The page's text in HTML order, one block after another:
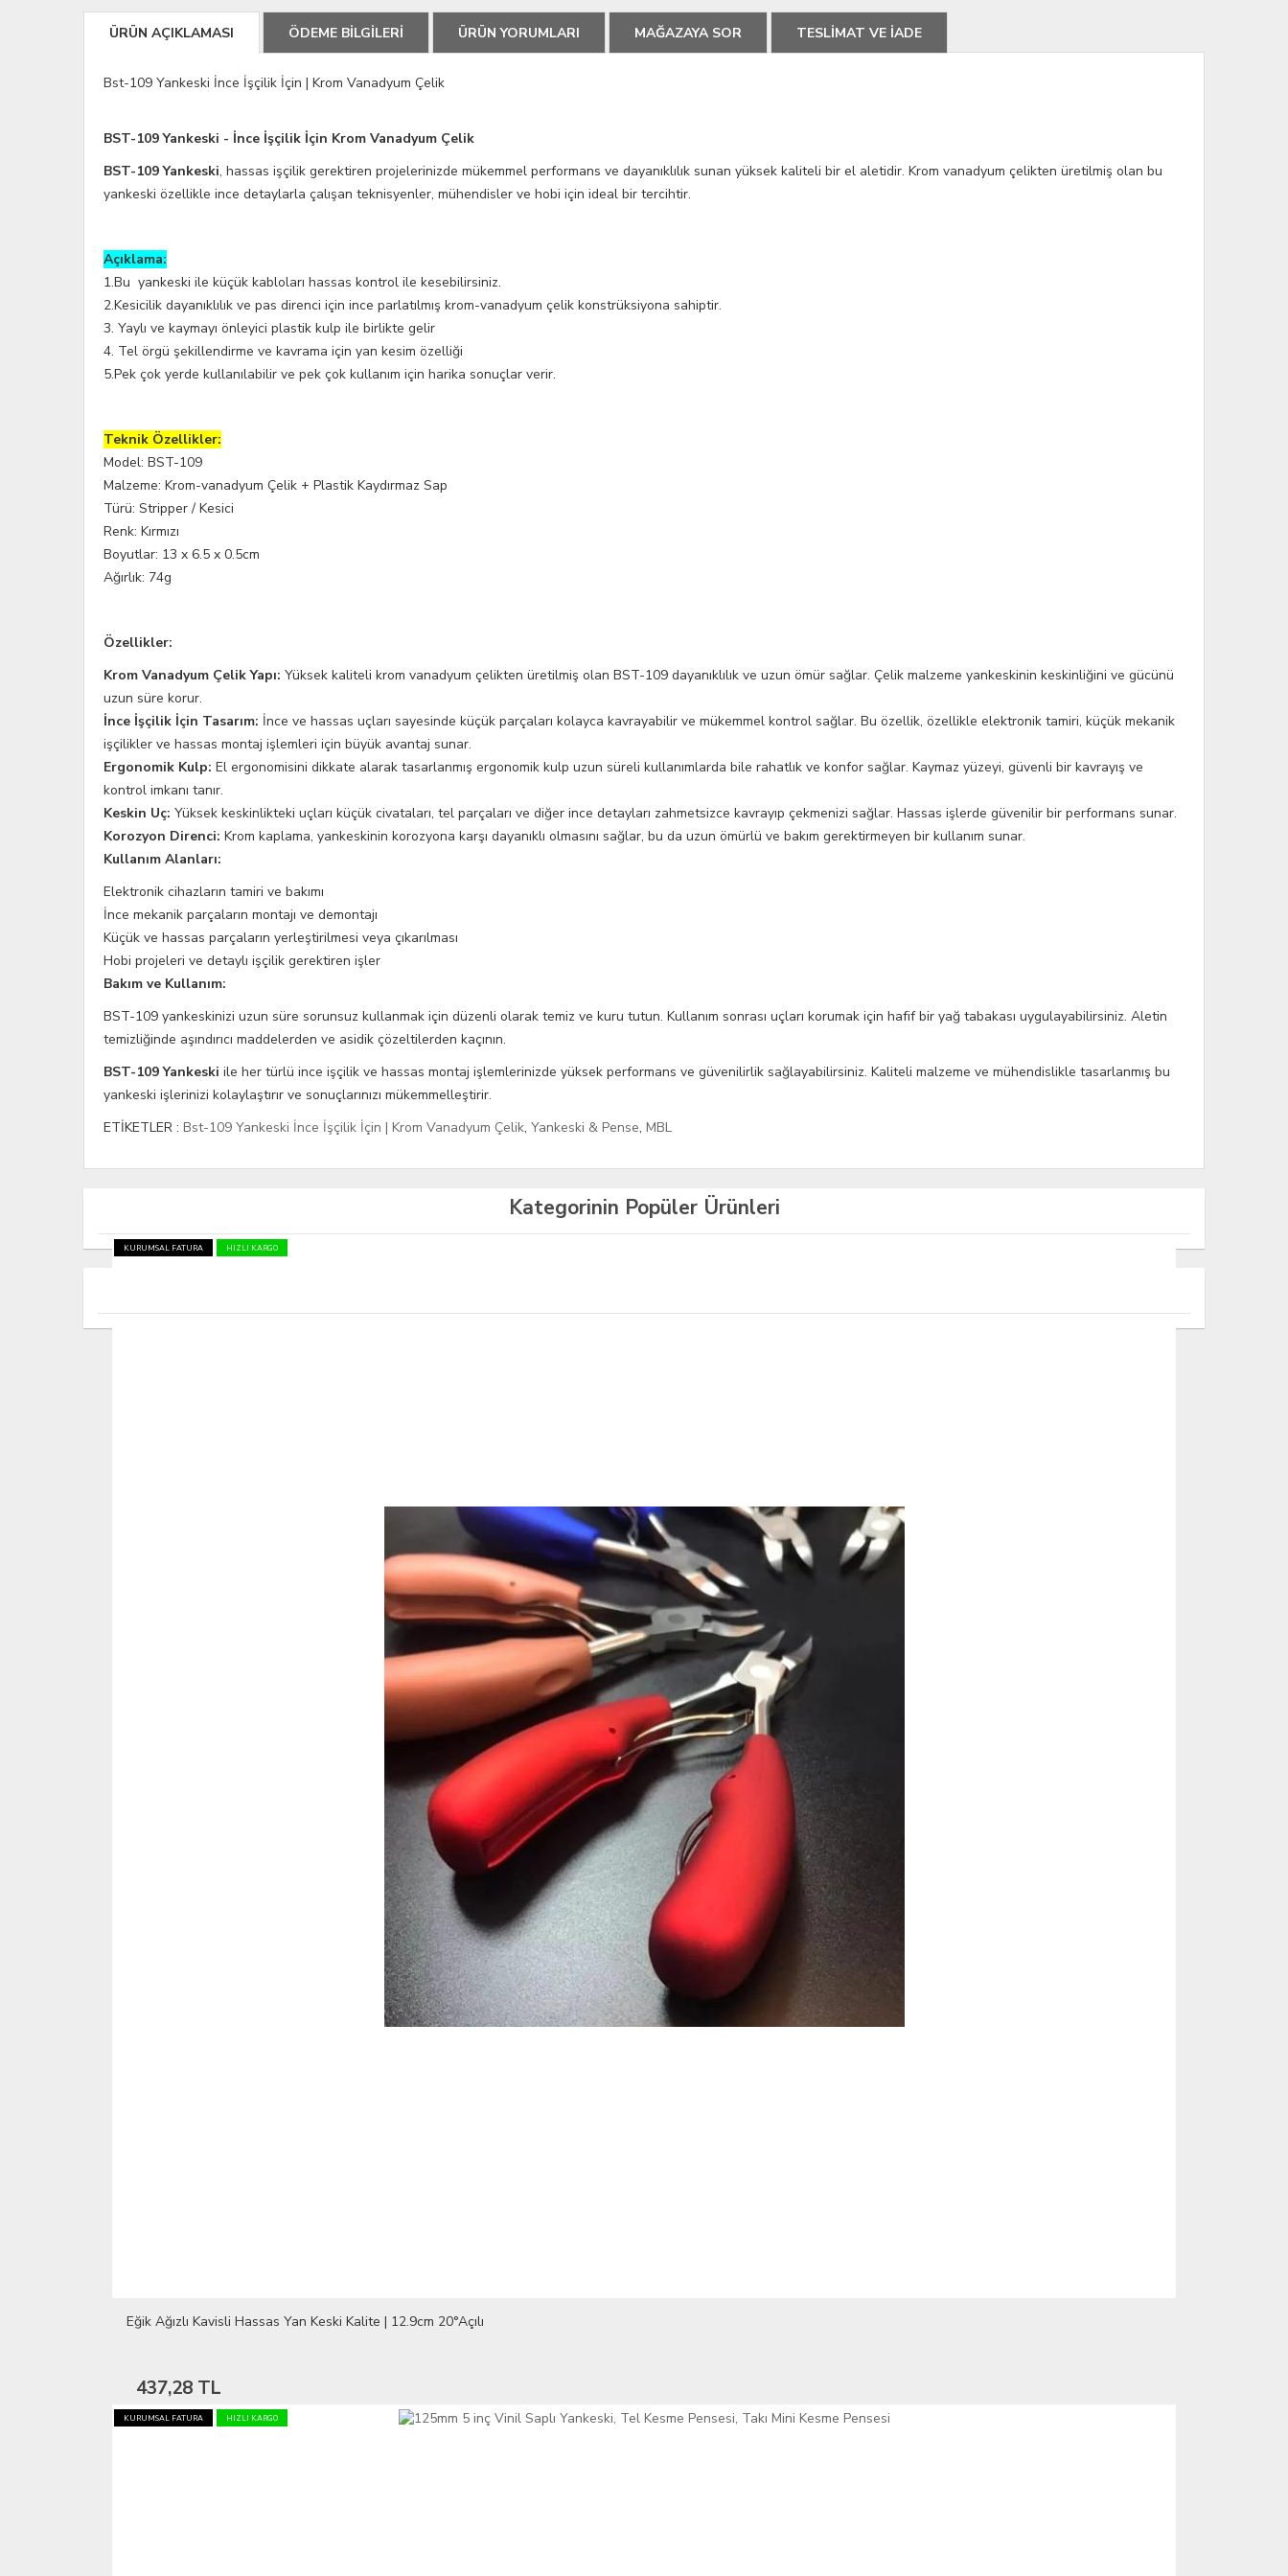
ÜRÜN AÇIKLAMASI ÖDEME BİLGİLERİ ÜRÜN YORUMLARI MAĞAZAYA SOR TESLİMAT VE İADE
Bst-109 Yankeski İnce İşçilik İçin | Krom Vanadyum Çelik
BST-109 Yankeski - İnce İşçilik İçin Krom Vanadyum Çelik
BST-109 Yankeski, hassas işçilik gerektiren projelerinizde mükemmel performans ve dayanıklılık sunan yüksek kaliteli bir el aletidir. Krom vanadyum çelikten üretilmiş olan bu
yankeski özellikle ince detaylarla çalışan teknisyenler, mühendisler ve hobi için ideal bir tercihtir.
Açıklama:
1.Bu yankeski ile küçük kabloları hassas kontrol ile kesebilirsiniz.
2.Kesicilik dayanıklılık ve pas direnci için ince parlatılmış krom-vanadyum çelik konstrüksiyona sahiptir.
3. Yaylı ve kaymayı önleyici plastik kulp ile birlikte gelir
4. Tel örgü şekillendirme ve kavrama için yan kesim özelliği
5.Pek çok yerde kullanılabilir ve pek çok kullanım için harika sonuçlar verir.
Teknik Özellikler:
Model: BST-109
Malzeme: Krom-vanadyum Çelik + Plastik Kaydırmaz Sap
Türü: Stripper / Kesici
Renk: Kırmızı
Boyutlar: 13 x 6.5 x 0.5cm
Ağırlık: 74g
Özellikler:
Krom Vanadyum Çelik Yapı: Yüksek kaliteli krom vanadyum çelikten üretilmiş olan BST-109 dayanıklılık ve uzun ömür sağlar. Çelik malzeme yankeskinin keskinliğini ve gücünü
uzun süre korur.
İnce İşçilik İçin Tasarım: İnce ve hassas uçları sayesinde küçük parçaları kolayca kavrayabilir ve mükemmel kontrol sağlar. Bu özellik, özellikle elektronik tamiri, küçük mekanik
işçilikler ve hassas montaj işlemleri için büyük avantaj sunar.
Ergonomik Kulp: El ergonomisini dikkate alarak tasarlanmış ergonomik kulp uzun süreli kullanımlarda bile rahatlık ve konfor sağlar. Kaymaz yüzeyi, güvenli bir kavrayış ve
kontrol imkanı tanır.
Keskin Uç: Yüksek keskinlikteki uçları küçük civataları, tel parçaları ve diğer ince detayları zahmetsizce kavrayıp çekmenizi sağlar. Hassas işlerde güvenilir bir performans sunar.
Korozyon Direnci: Krom kaplama, yankeskinin korozyona karşı dayanıklı olmasını sağlar, bu da uzun ömürlü ve bakım gerektirmeyen bir kullanım sunar.
Kullanım Alanları:
Elektronik cihazların tamiri ve bakımı
İnce mekanik parçaların montajı ve demontajı
Küçük ve hassas parçaların yerleştirilmesi veya çıkarılması
Hobi projeleri ve detaylı işçilik gerektiren işler
Bakım ve Kullanım:
BST-109 yankeskinizi uzun süre sorunsuz kullanmak için düzenli olarak temiz ve kuru tutun. Kullanım sonrası uçları korumak için hafif bir yağ tabakası uygulayabilirsiniz. Aletin
temizliğinde aşındırıcı maddelerden ve asidik çözeltilerden kaçının.
BST-109 Yankeski ile her türlü ince işçilik ve hassas montaj işlemlerinizde yüksek performans ve güvenilirlik sağlayabilirsiniz. Kaliteli malzeme ve mühendislikle tasarlanmış bu
yankeski işlerinizi kolaylaştırır ve sonuçlarınızı mükemmelleştirir.
ETİKETLER : Bst-109 Yankeski İnce İşçilik İçin | Krom Vanadyum Çelik, Yankeski & Pense, MBL
Kategorinin Popüler Ürünleri
KURUMSAL FATURA HIZLI KARGO
Eğik Ağızlı Kavisli Hassas Yan Keski Kalite | 12.9cm 20°Açılı
437,28 TL
KURUMSAL FATURA HIZLI KARGO